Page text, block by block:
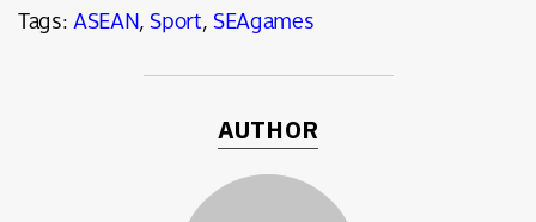
Tags:ASEAN,Sport,SEAgames
AUTHOR